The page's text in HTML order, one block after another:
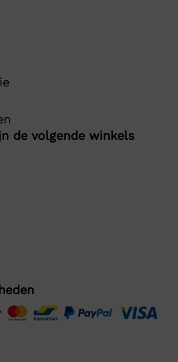
de volgende winkels